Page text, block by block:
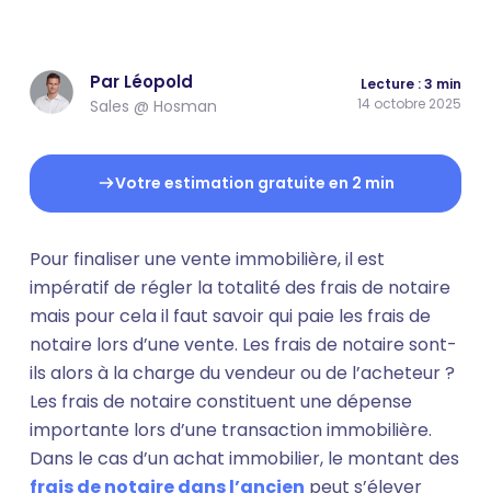
Par Léopold
Sales @ Hosman
Lecture : 3 min
14 octobre 2025
Votre estimation gratuite en 2 min
Pour finaliser une vente immobilière, il est
impératif de régler la totalité des frais de notaire
mais pour cela il faut savoir qui paie les frais de
notaire lors d’une vente. Les frais de notaire sont-
ils alors à la charge du vendeur ou de l’acheteur ?
Les frais de notaire constituent une dépense
importante lors d’une transaction immobilière.
Dans le cas d’un achat immobilier, le montant des
frais de notaire dans l’ancien peut s’élever